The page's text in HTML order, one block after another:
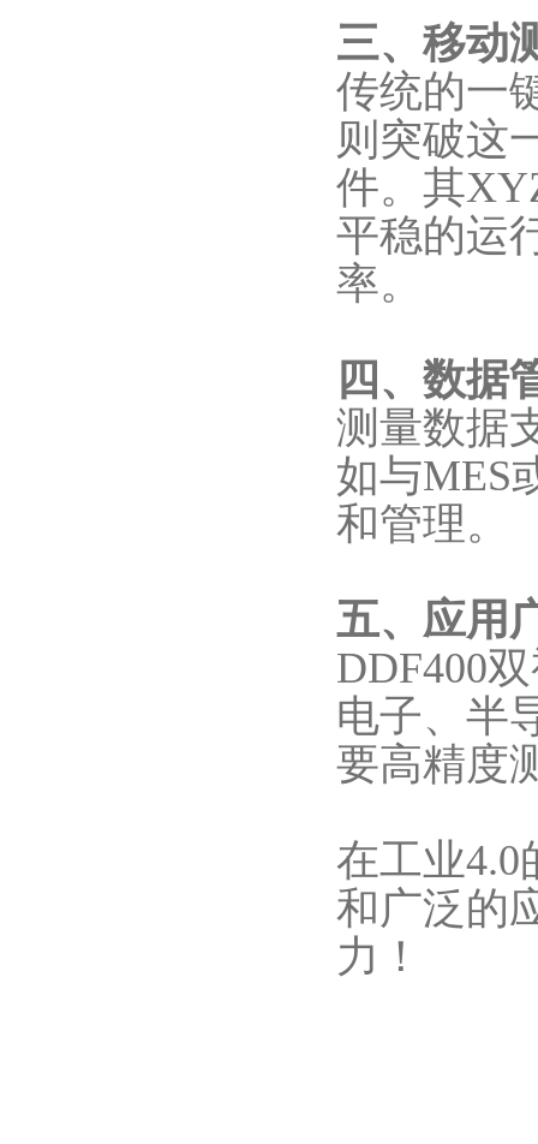
三、移动
传统的一
则突破这
件。其
平稳的运
率。
四、数据
测量数据
如与MES
和管理。
五、应用
DDF400
电子、半
要高精度
在工业4.0
和广泛的
力！